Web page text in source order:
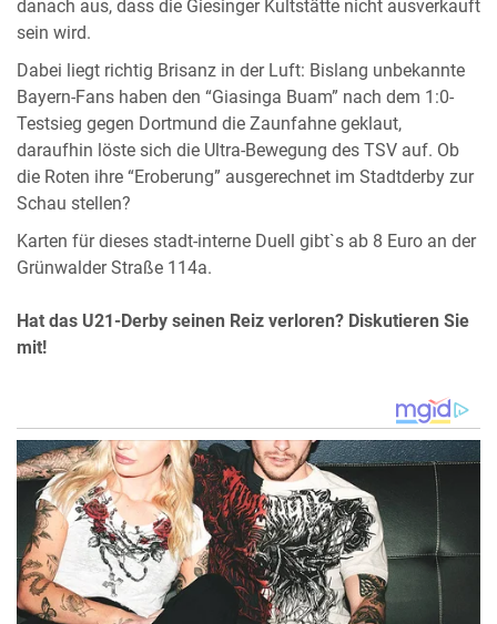
danach aus, dass die Giesinger Kultstätte nicht ausverkauft
sein wird.
Dabei liegt richtig Brisanz in der Luft: Bislang unbekannte
Bayern-Fans haben den “Giasinga Buam” nach dem 1:0-
Testsieg gegen Dortmund die Zaunfahne geklaut,
daraufhin löste sich die Ultra-Bewegung des TSV auf. Ob
die Roten ihre “Eroberung” ausgerechnet im Stadtderby zur
Schau stellen?
Karten für dieses stadt-interne Duell gibt`s ab 8 Euro an der
Grünwalder Straße 114a.
Hat das U21-Derby seinen Reiz verloren? Diskutieren Sie
mit!